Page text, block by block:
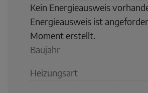
Kein Energieausweis
Energieausweis ist
Moment erstellt.
Baujahr
Heizungsart